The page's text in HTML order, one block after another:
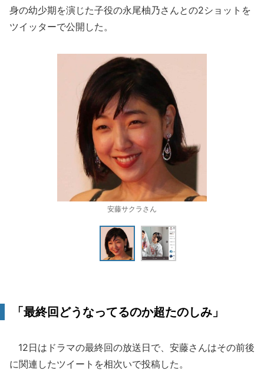
身の幼少期を演じた子役の永尾柚乃さんとの2ショットを
ツイッターで公開した。
安藤サクラさん
「最終回どうなってるのか超たのしみ」
12日はドラマの最終回の放送日で、安藤さんはその前後
に関連したツイートを相次いで投稿した。